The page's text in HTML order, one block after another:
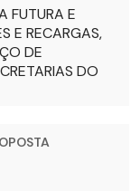
FUTURA E
E RECARGAS,
DE
DO